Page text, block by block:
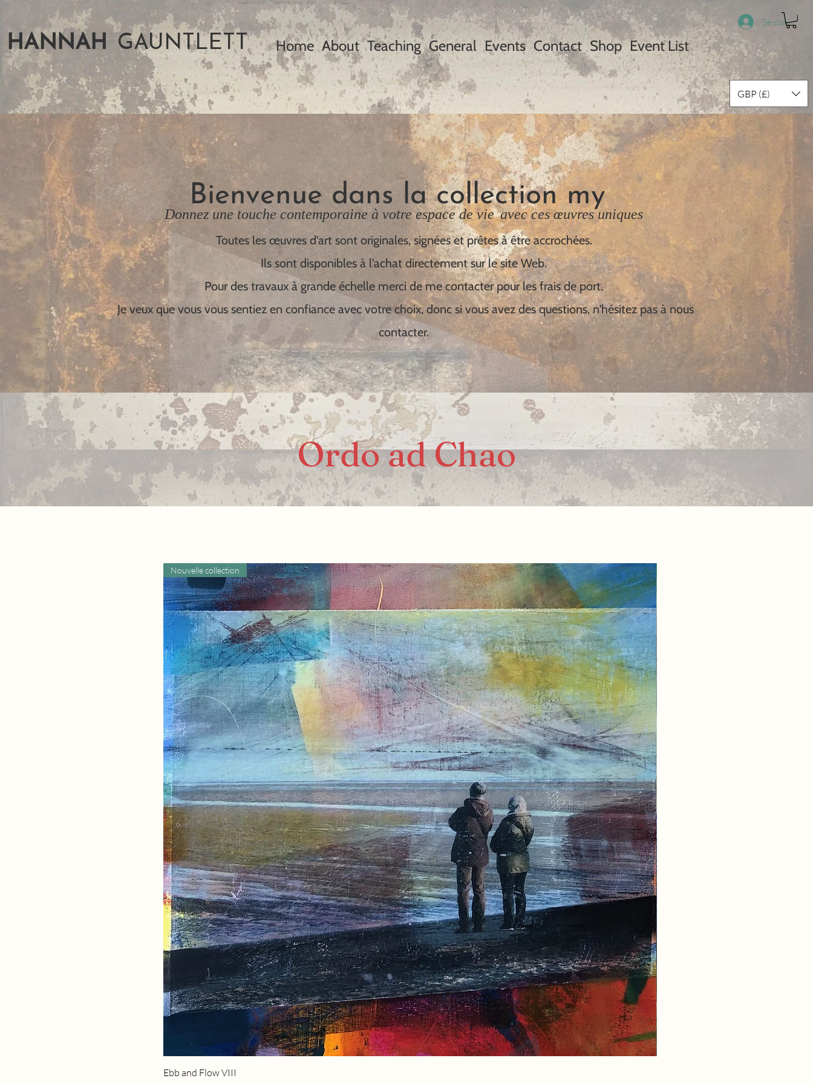
HANNAH GAUNTLETT
Se connecter
Home About Teaching General Events Contact Shop Event List
GBP (£)
Donnez une touche contemporaine à votre espace de vieavec ces œuvres uniques
Toutes les œuvres d'art sont originales, signées et prêtes à être accrochées.
Ils sont disponibles à l'achat directement sur le site Web.
Pour des travaux à grande échelle merci de me contacter pour les frais de port.
Je veux que vous vous sentiez en confiance avec votre choix, donc si vous avez des questions, n'hésitez pas à nous
contacter.
Bienvenue dans la collection m​y
Ordo ad Chao
Nouvelle collection
Ebb and Flow VIII